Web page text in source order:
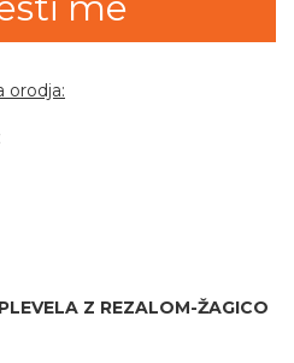
orodja:
Z REZALOM-ŽAGICO